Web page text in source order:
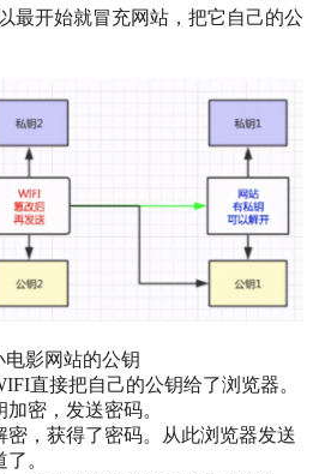
最开始就冒充网站，把它自己的公
影网站的公钥
直接把自己的公钥给了浏览器。
密，发送密码。
密，获得了密码。从此浏览器发送
。